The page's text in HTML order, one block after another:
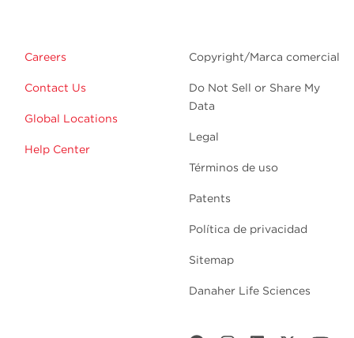
Careers
Contact Us
Global Locations
Help Center
Copyright/Marca comercial
Do Not Sell or Share My
Data
Legal
Términos de uso
Patents
Política de privacidad
Sitemap
Danaher Life Sciences